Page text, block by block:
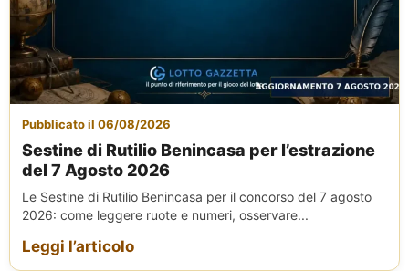
Pubblicato il 06/08/2026
Sestine di Rutilio Benincasa per l’estrazione
del 7 Agosto 2026
Le Sestine di Rutilio Benincasa per il concorso del 7 agosto
2026: come leggere ruote e numeri, osservare...
Leggi l’articolo